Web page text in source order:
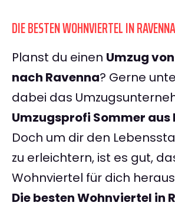
DIE BESTEN WOHNVIERTEL IN RAVENNA
Planst du einen Umzug
nach Ravenna? Gerne
dabei das
Umzugsprofi Sommer aus
Doch um dir den
zu erleichtern, ist es gut,
Wohnviertel für dich
Die besten Wohnviertel in